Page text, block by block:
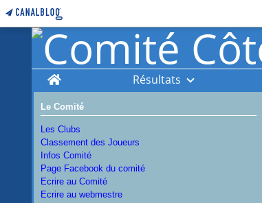
Home Résultats
Le Comité
Les Clubs
Classement des Joueurs
Infos Comité
Page Facebook du comité
Ecrire au Comité
Ecrire au webmestre